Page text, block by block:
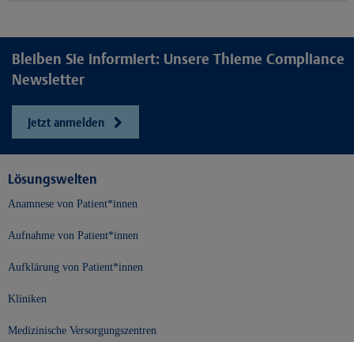
Bleiben Sie informiert: Unsere Thieme Compliance
Newsletter
Jetzt anmelden
Lösungswelten
Anamnese von Patient*innen
Aufnahme von Patient*innen
Aufklärung von Patient*innen
Kliniken
Medizinische Versorgungszentren